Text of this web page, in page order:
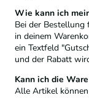
Wie kann ich
Bei der
in deinem
ein Textfeld
und der Rabatt
Kann ich die
Alle Artikel